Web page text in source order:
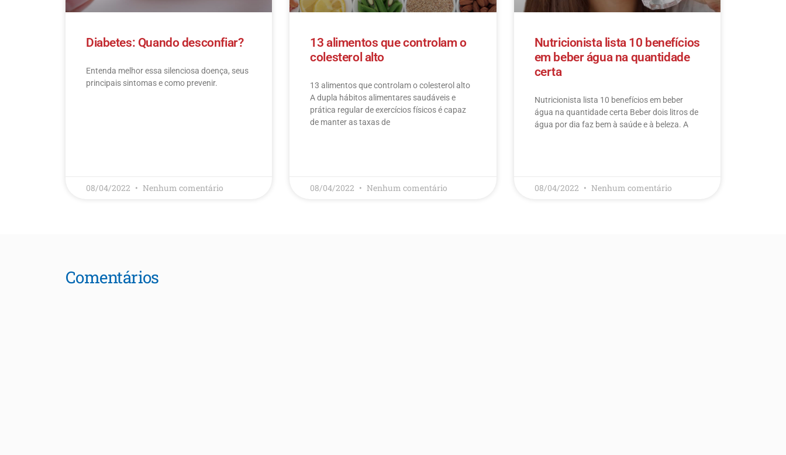
Diabetes: Quando desconfiar?
Entenda melhor essa silenciosa doença, seus
principais sintomas e como prevenir.
08/04/2022 Nenhum comentário
13 alimentos que controlam o
colesterol alto
13 alimentos que controlam o colesterol alto​
A dupla hábitos alimentares saudáveis e
prática regular de exercícios físicos é capaz
de manter as taxas de
08/04/2022 Nenhum comentário
Nutricionista lista 10 benefícios
em beber água na quantidade
certa
Nutricionista lista 10 benefícios em beber
água na quantidade certa Beber dois litros de
água por dia faz bem à saúde e à beleza. A
08/04/2022 Nenhum comentário
Comentários